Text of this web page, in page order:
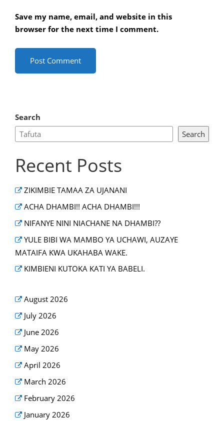
Save my name, email, and website in this
browser for the next time I comment.
Search
Search
Recent Posts
ZIKIMBIE TAMAA ZA UJANANI
ACHA DHAMBI!! ACHA DHAMBI!!!
NIFANYE NINI NIACHANE NA DHAMBI??
YULE BIBI WA MAMBO YA UCHAWI, AUZAYE
MATAIFA KWA UKAHABA WAKE.
KIMBIENI KUTOKA KATI YA BABELI.
August 2026
July 2026
June 2026
May 2026
April 2026
March 2026
February 2026
January 2026